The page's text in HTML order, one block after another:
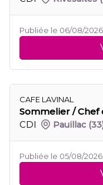
Publiée le 06/08/2026
CAFE LAVINAL
Sommelier / Chef
CDI
Pauillac
Publiée le 05/08/2026